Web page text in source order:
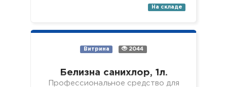
На складе
Витрина 2044
Белизна санихлор, 1л.
Профессиональное средство для